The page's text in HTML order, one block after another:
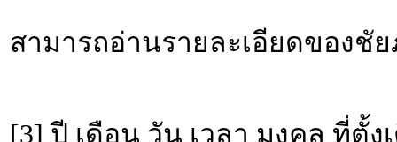
สามารถอ่านรายละเอียดของชั
[3] ปี เดือน วัน เวลา มงคล ที่ตั้ง